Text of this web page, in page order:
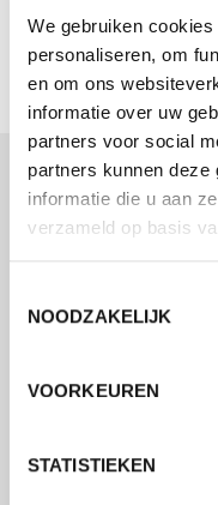
We gebruiken
personaliseren, om
en om ons
informatie over uw
partners voor social
partners kunnen deze
informatie die u aan
verzameld op basis
NOODZAKELIJK
VOORKEUREN
STATISTIEKEN
Nu
Neem contact
formulier en wij
available